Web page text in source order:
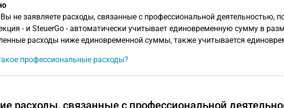
не заявляете расходы, связанные с профессиональной деятельностью,
- и SteuerGo - автоматически учитывает единовременную сумму в
расходы ниже единовременной суммы, также учитывается
профессиональные расходы?
расходы, связанные с профессиональной